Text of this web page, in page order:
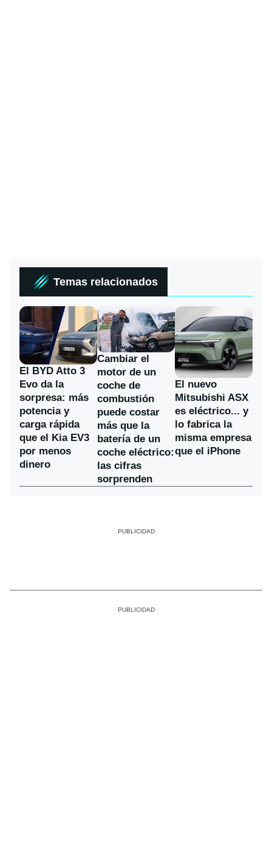
Temas relacionados
El BYD Atto 3
Evo da la
sorpresa: más
potencia y
carga rápida
que el Kia EV3
por menos
dinero
Cambiar el
motor de un
coche de
combustión
puede costar
más que la
batería de un
coche eléctrico:
las cifras
sorprenden
El nuevo
Mitsubishi ASX
es eléctrico... y
lo fabrica la
misma empresa
que el iPhone